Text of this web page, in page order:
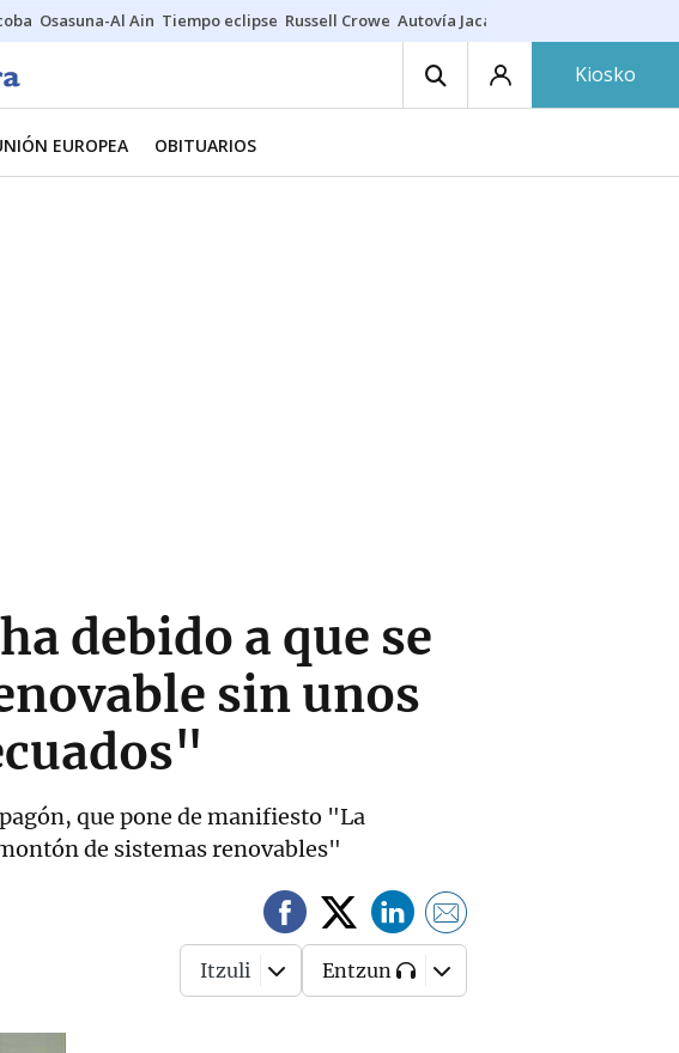
Osasuna-Al Ain Tiempo eclipse Russell Crowe Autovía Jaca
Kiosko
EUROPEA OBITUARIOS
debido a que se
sin unos
que pone de manifiesto "La
de sistemas renovables"
Itzuli Entzun